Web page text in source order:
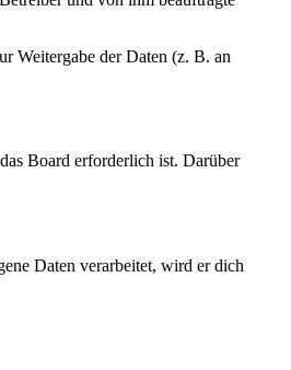
Weitergabe der Daten (z. B. an
Board erforderlich ist. Darüber
Daten verarbeitet, wird er dich